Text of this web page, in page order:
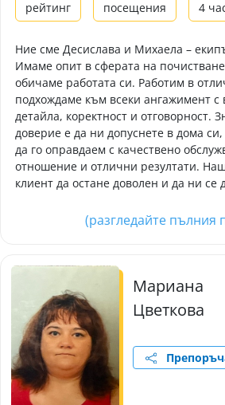
рейтинг посещения 4
Ние сме Десислава и Михаела –
Имаме опит в сферата на
обичаме работата си. Работим в
подхождаме към всеки ангажимент
детайла, коректност и отговорност.
доверие е да ни допуснете в дома
да го оправдаем с качествено
отношение и отлични резултати.
клиент да остане доволен и да ни се
(разгледайте пълния
Мариана
Цветкова